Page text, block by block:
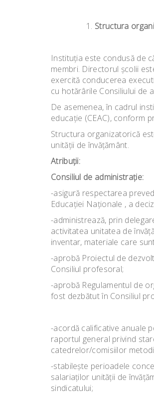
Structura
Instituţia este condusă de
membri. Directorul şcolii
exercită conducerea
cu hotărârile Consiliului de
De asemenea, în cadrul
educaţie (CEAC), conform
Structura organizatorică
unităţii de învăţământ.
Atribuţii:
Consiliul de administraţie:
-asigură respectarea
Educaţiei Naţionale , a
-administrează, prin
activitatea unitatea de
inventar, materiale care
-aprobă Proiectul de
Consiliul profesoral;
-aprobă Regulamentul de
fost dezbătut în Consiliul
-acordă calificative anuale
raportul general privind
catedrelor/comisiilor
-stabileşte perioadele
salariaţilor unităţii de
sindicatului;